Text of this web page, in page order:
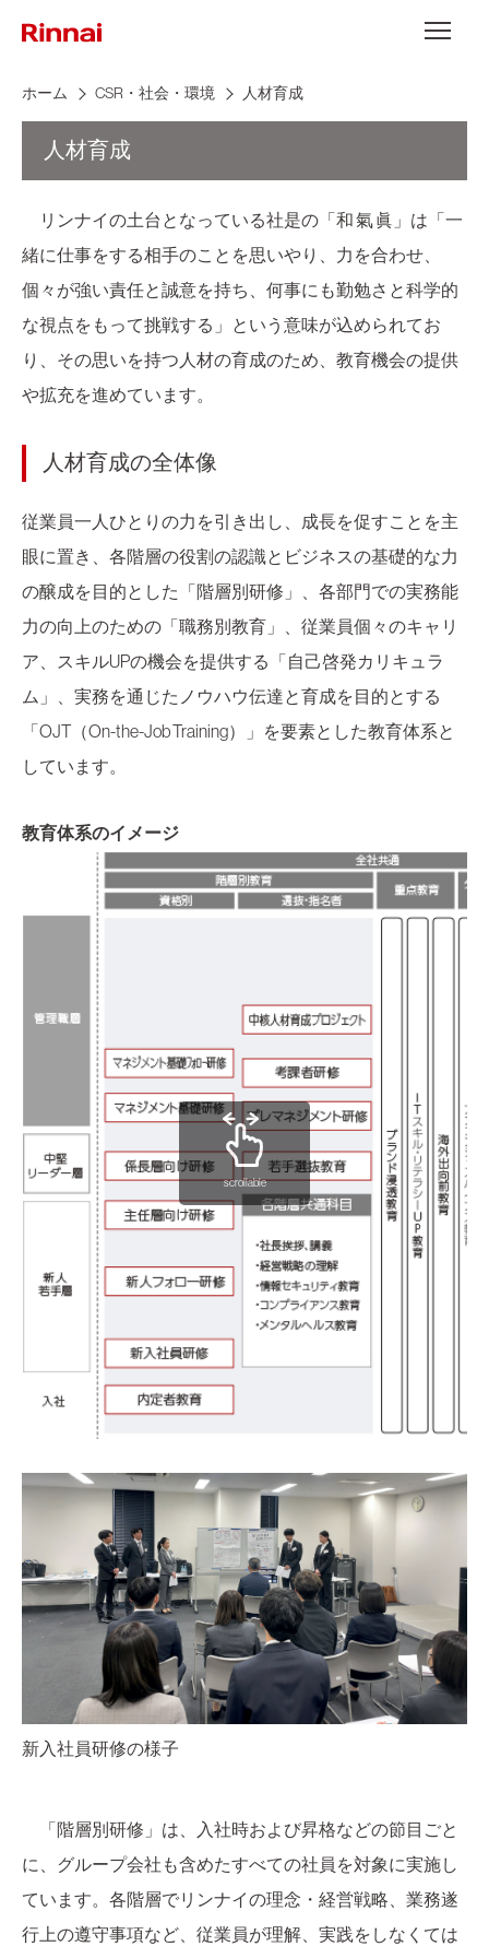
メニュー
ホーム CSR・社会・環境 人材育成
人材育成
リンナイの土台となっている社是の「和 氣 眞」は「一
緒に仕事をする相手のことを思いやり、力を合わせ、
個々が強い責任と誠意を持ち、何事にも勤勉さと科学的
な視点をもって挑戦する」という意味が込められてお
り、その思いを持つ人材の育成のため、教育機会の提供
や拡充を進めています。
人材育成の全体像
従業員一人ひとりの力を引き出し、成長を促すことを主
眼に置き、各階層の役割の認識とビジネスの基礎的な力
の醸成を目的とした「階層別研修」、各部門での実務能
力の向上のための「職務別教育」、従業員個々のキャリ
ア、スキルUPの機会を提供する「自己啓発カリキュラ
ム」、実務を通じたノウハウ伝達と育成を目的とする
「OJT（On-the-Job Training）」を要素とした教育体系と
しています。
教育体系のイメージ
scrollable
新入社員研修の様子
「階層別研修」は、入社時および昇格などの節目ごと
に、グループ会社も含めたすべての社員を対象に実施し
ています。各階層でリンナイの理念・経営戦略、業務遂
行上の遵守事項など、従業員が理解、実践をしなくては